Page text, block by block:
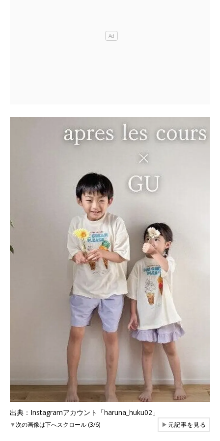
出典：Instagramアカウント「haruna_huku02」
▼次の画像は下へスクロール (3/6) ▶元記事を見る